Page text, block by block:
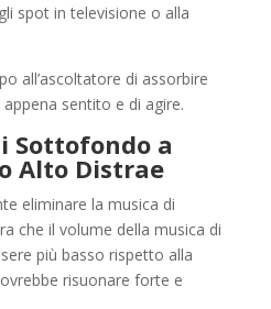
spot in televisione o alla
all’ascoltatore di assorbire
sentito e di agire.
Sottofondo a
Alto Distrae
eliminare la musica di
che il volume della musica di
più basso rispetto alla
risuonare forte e